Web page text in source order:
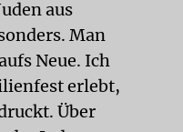
aus
Man
Neue. Ich
erlebt,
Über